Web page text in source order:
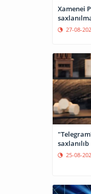
Xamenei
27-08-
saxlanılıb
25-08-